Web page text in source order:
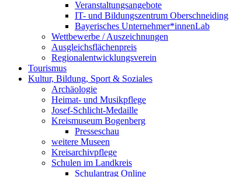
Veranstaltungsangebote
IT- und Bildungszentrum Oberschneiding
Bayerisches Unternehmer*innenLab
Wettbewerbe / Auszeichnungen
Ausgleichsflächenpreis
Regionalentwicklungsverein
Tourismus
Kultur, Bildung, Sport & Soziales
Archäologie
Heimat- und Musikpflege
Josef-Schlicht-Medaille
Kreismuseum Bogenberg
Presseschau
weitere Museen
Kreisarchivpflege
Schulen im Landkreis
Schulantrag Online